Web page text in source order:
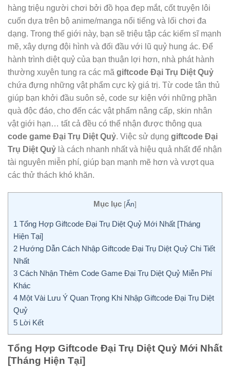
hàng triệu người chơi bởi đồ họa đẹp mắt, cốt truyện lôi
cuốn dựa trên bộ anime/manga nổi tiếng và lối chơi đa
dạng. Trong thế giới này, bạn sẽ triệu tập các kiếm sĩ mạnh
mẽ, xây dựng đội hình và đối đầu với lũ quỷ hung ác. Để
hành trình diệt quỷ của bạn thuận lợi hơn, nhà phát hành
thường xuyên tung ra các mã giftcode Đại Trụ Diệt Quỷ
chứa đựng những vật phẩm cực kỳ giá trị. Từ code tân thủ
giúp bạn khởi đầu suôn sẻ, code sự kiện với những phần
quà độc đáo, cho đến các vật phẩm nâng cấp, skin nhân
vật giới hạn… tất cả đều có thể nhận được thông qua
code game Đại Trụ Diệt Quỷ. Việc sử dụng giftcode Đại
Trụ Diệt Quỷ là cách nhanh nhất và hiệu quả nhất để nhận
tài nguyên miễn phí, giúp bạn mạnh mẽ hơn và vượt qua
các thử thách khó khăn.
Mục lục [Ẩn]
1 Tổng Hợp Giftcode Đại Trụ Diệt Quỷ Mới Nhất [Tháng
Hiện Tại]
2 Hướng Dẫn Cách Nhập Giftcode Đại Trụ Diệt Quỷ Chi Tiết
Nhất
3 Cách Nhận Thêm Code Game Đại Trụ Diệt Quỷ Miễn Phí
Khác
4 Một Vài Lưu Ý Quan Trọng Khi Nhập Giftcode Đại Trụ Diệt
Quỷ
5 Lời Kết
Tổng Hợp Giftcode Đại Trụ Diệt Quỷ Mới Nhất
[Tháng Hiện Tại]